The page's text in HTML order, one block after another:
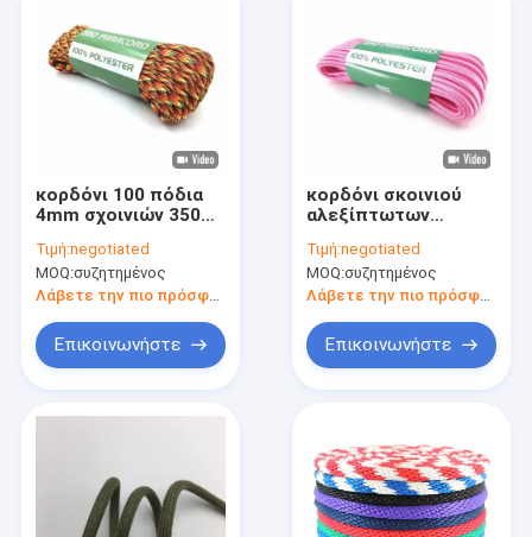
Περίπου εμείς
κορδόνι 100 πόδια
4mm σχοινιών 350
Paracord νήμα 7
Τιμή:negotiated
MOQ:συζητημένος
Λάβετε την πιο πρόσφατη τιμή
Επικοινωνήστε
κορδόνι σκοινιού
αλεξίπτωτων
550 Paracord για τη
στρατοπέδευση
πεζοπορίας
Τιμή:negotiated
MOQ:συζητημένος
Λάβετε την πιο πρόσφατη τιμή
Επικοινωνήστε